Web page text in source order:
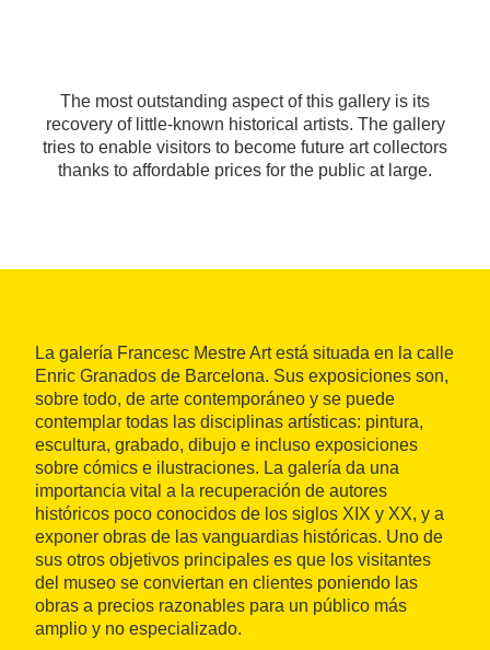
The most outstanding aspect of this gallery is its
recovery of little-known historical artists. The gallery
tries to enable visitors to become future art collectors
thanks to affordable prices for the public at large.
La galería Francesc Mestre Art está situada en la calle
Enric Granados de Barcelona. Sus exposiciones son,
sobre todo, de arte contemporáneo y se puede
contemplar todas las disciplinas artísticas: pintura,
escultura, grabado, dibujo e incluso exposiciones
sobre cómics e ilustraciones. La galería da una
importancia vital a la recuperación de autores
históricos poco conocidos de los siglos XIX y XX, y a
exponer obras de las vanguardias históricas. Uno de
sus otros objetivos principales es que los visitantes
del museo se conviertan en clientes poniendo las
obras a precios razonables para un público más
amplio y no especializado.